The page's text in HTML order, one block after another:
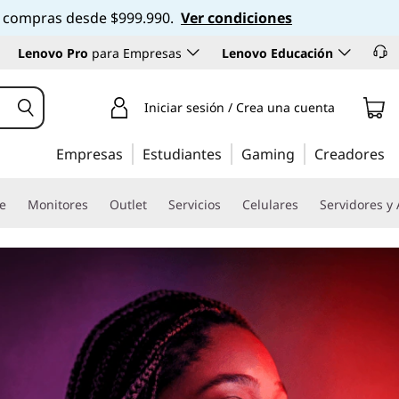
desde $999.990. Ver condiciones
Lenovo Pro para Empresas Lenovo Educación
Iniciar sesión / Crea una cuenta
Empresas Estudiantes Gaming Creadores
Monitores Outlet Servicios Celulares Servidores y